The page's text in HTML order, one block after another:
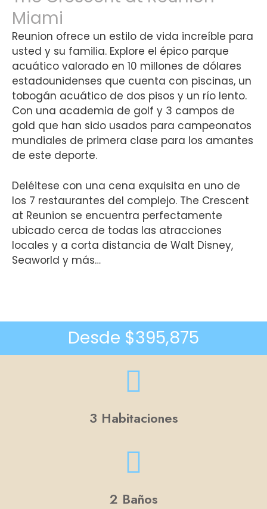
Miami
Reunion ofrece un estilo de vida increíble para
usted y su familia. Explore el épico parque
acuático valorado en 10 millones de dólares
estadounidenses que cuenta con piscinas, un
tobogán acuático de dos pisos y un río lento.
Con una academia de golf y 3 campos de
gold que han sido usados para campeonatos
mundiales de primera clase para los amantes
de este deporte.
Deléitese con una cena exquisita en uno de
los 7 restaurantes del complejo. The Crescent
at Reunion se encuentra perfectamente
ubicado cerca de todas las atracciones
locales y a corta distancia de Walt Disney,
Seaworld y más…
Desde $395,875
3 Habitaciones
2 Baños